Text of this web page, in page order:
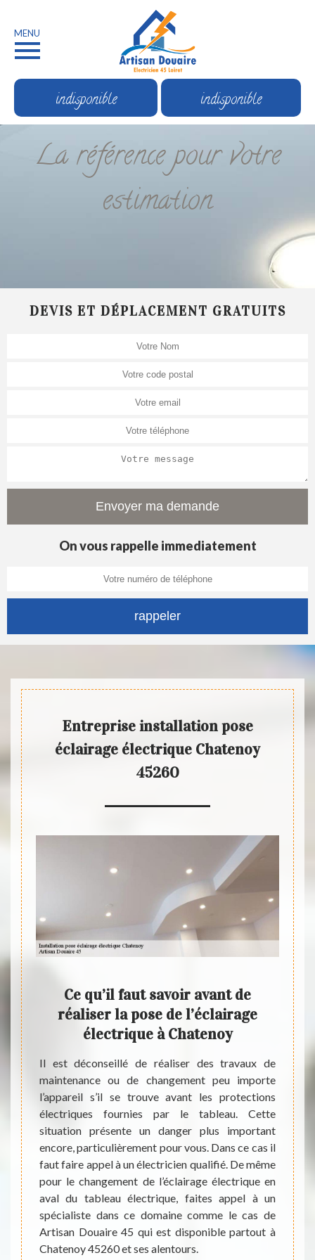
MENU
indisponible indisponible
La référence pour votre
estimation
DEVIS ET DÉPLACEMENT GRATUITS
On vous rappelle immediatement
Entreprise installation pose
éclairage électrique Chatenoy
45260
très
des
est
est
des
de
Ce qu’il faut savoir avant de
réaliser la pose de l’éclairage
électrique à Chatenoy
Il est déconseillé de réaliser des travaux de
maintenance ou de changement peu importe
l’appareil s’il se trouve avant les protections
électriques fournies par le tableau. Cette
situation présente un danger plus important
encore, particulièrement pour vous. Dans ce cas il
faut faire appel à un électricien qualifié. De même
pour le changement de l’éclairage électrique en
aval du tableau électrique, faites appel à un
spécialiste dans ce domaine comme le cas de
Artisan Douaire 45 qui est disponible partout à
Chatenoy 45260 et ses alentours.
fera
vos